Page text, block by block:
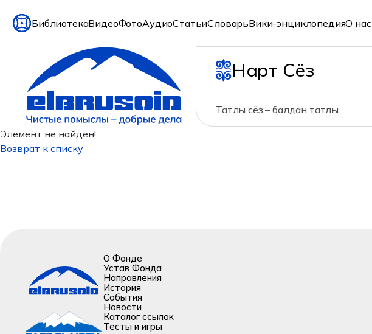
БиблиотекаВидеоФотоАудиоСтатьиСловарьВики-энциклопедияО нас
Нарт Сёз
Татлы сёз – балдан татлы.
Элемент не найден!
Возврат к списку
О Фонде
Устав Фонда
Направления
История
События
Новости
Каталог ссылок
Тесты и игры